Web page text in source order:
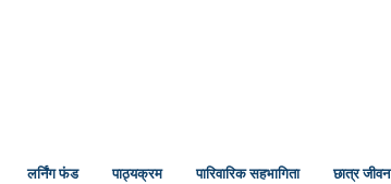
लर्निंग फंड पाठ्यक्रम पारिवारिक सहभागिता छात्र जीवन